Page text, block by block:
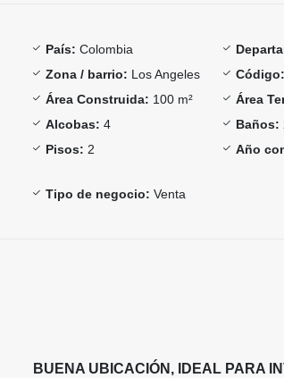
País: Colombia
Zona / barrio: Los Angeles Código:
Área Construida: 100 m² Área
Alcobas: 4 Baños:
Pisos: 2 Año
Tipo de negocio: Venta
BUENA UBICACIÓN, IDEAL PARA